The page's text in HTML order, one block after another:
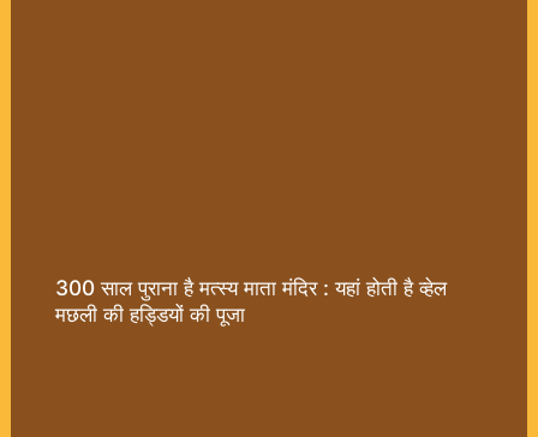
300 साल पुराना है मत्स्य माता मंदिर : यहां होती है व्हेल
मछली की हड्डियों की पूजा